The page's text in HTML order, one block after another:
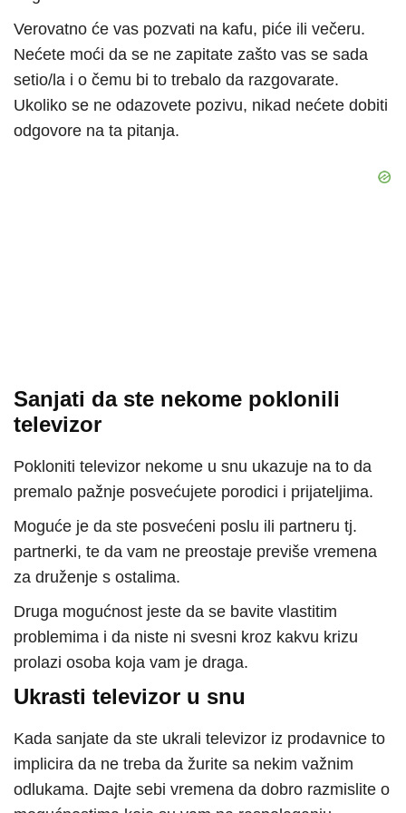
Verovatno će vas pozvati na kafu, piće ili večeru.
Nećete moći da se ne zapitate zašto vas se sada
setio/la i o čemu bi to trebalo da razgovarate.
Ukoliko se ne odazovete pozivu, nikad nećete dobiti
odgovore na ta pitanja.
Sanjati da ste nekome poklonili
televizor
Pokloniti televizor nekome u snu ukazuje na to da
premalo pažnje posvećujete porodici i prijateljima.
Moguće je da ste posvećeni poslu ili partneru tj.
partnerki, te da vam ne preostaje previše vremena
za druženje s ostalima.
Druga mogućnost jeste da se bavite vlastitim
problemima i da niste ni svesni kroz kakvu krizu
prolazi osoba koja vam je draga.
Ukrasti televizor u snu
Kada sanjate da ste ukrali televizor iz prodavnice to
implicira da ne treba da žurite sa nekim važnim
odlukama. Dajte sebi vremena da dobro razmislite o